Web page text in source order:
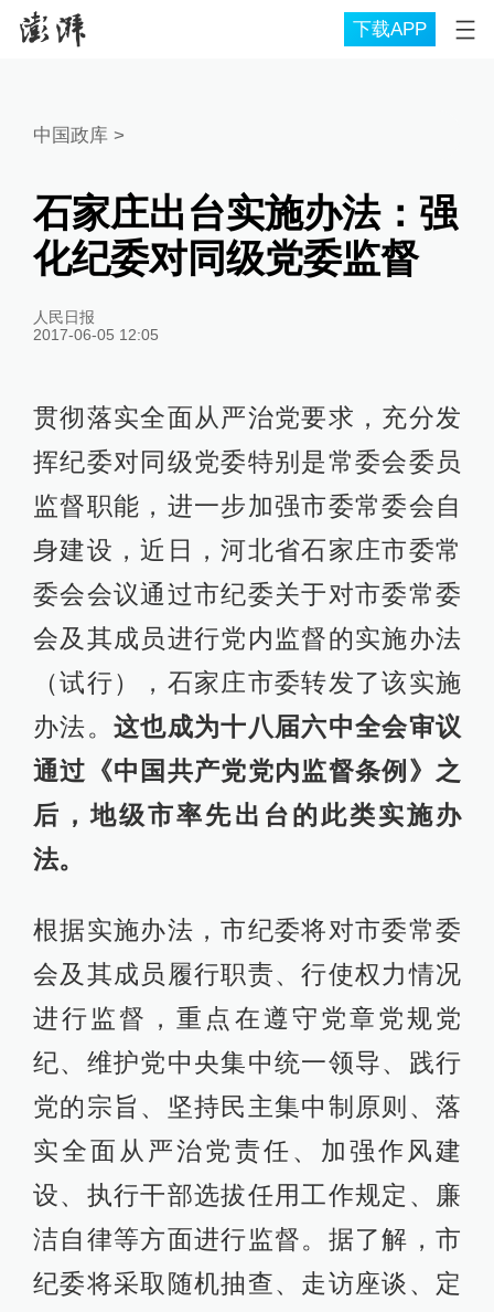
下载APP
中国政库 >
石家庄出台实施办法：强
化纪委对同级党委监督
人民日报
2017-06-05 12:05
贯彻落实全面从严治党要求，充分发
挥纪委对同级党委特别是常委会委员
监督职能，进一步加强市委常委会自
身建设，近日，河北省石家庄市委常
委会会议通过市纪委关于对市委常委
会及其成员进行党内监督的实施办法
（试行），石家庄市委转发了该实施
办法。 这也成为十八届六中全会审议
通过《中国共产党党内监督条例》之
后，地级市率先出台的此类实施办
法。
根据实施办法，市纪委将对市委常委
会及其成员履行职责、行使权力情况
进行监督，重点在遵守党章党规党
纪、维护党中央集中统一领导、践行
党的宗旨、坚持民主集中制原则、落
实全面从严治党责任、加强作风建
设、执行干部选拔任用工作规定、廉
洁自律等方面进行监督。据了解，市
纪委将采取随机抽查、走访座谈、定